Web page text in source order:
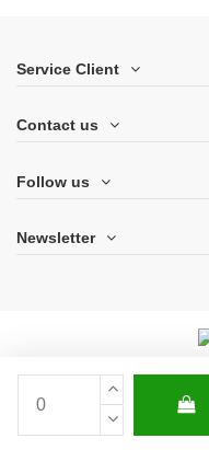
Service Client
Contact us
Follow us
Newsletter